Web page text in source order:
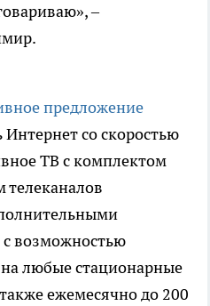
–
предложение
Интернет со скоростью
ТВ с комплектом
телеканалов
возможностью
любые стационарные
ежемесячно до 200